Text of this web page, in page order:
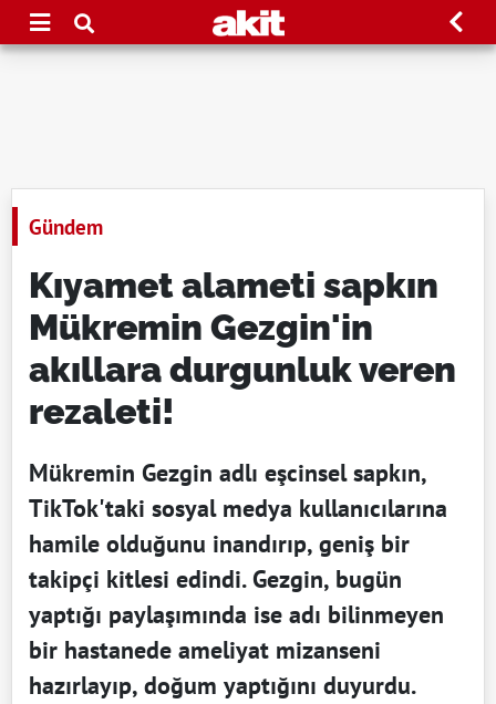
Gündem
Kıyamet alameti sapkın
Mükremin Gezgin'in
akıllara durgunluk veren
rezaleti!
Mükremin Gezgin adlı eşcinsel sapkın,
TikTok'taki sosyal medya kullanıcılarına
hamile olduğunu inandırıp, geniş bir
takipçi kitlesi edindi. Gezgin, bugün
yaptığı paylaşımında ise adı bilinmeyen
bir hastanede ameliyat mizanseni
hazırlayıp, doğum yaptığını duyurdu.